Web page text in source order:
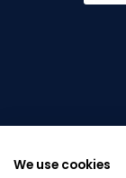
We use cookies